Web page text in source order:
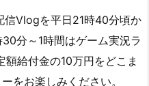
信Vlogを平日21時40分頃か
分～1時間はゲーム実況ラ
給付金の10万円をどこま
をお楽しみください。